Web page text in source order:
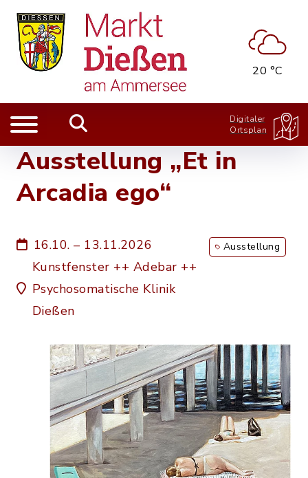
20 °C
Digitaler
Ortsplan
Ausstellung „Et in
Arcadia ego“
16.10. – 13.11.2026
Kunstfenster ++ Adebar ++
Psychosomatische Klinik
Dießen
Ausstellung